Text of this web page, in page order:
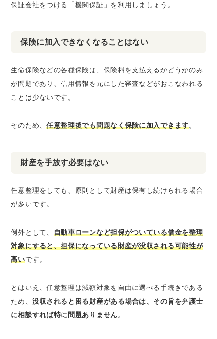
保証会社をつける「機関保証」を利用しましょう。
保険に加入できなくなることはない
生命保険などの各種保険は、保険料を支払えるかどうかのみ
が問題であり、信用情報を元にした審査などがおこなわれる
ことは少ないです。
そのため、 任意整理後でも問題なく保険に加入できます。
財産を手放す必要はない
任意整理をしても、原則として財産は保有し続けられる場合
が多いです。
例外として、 自動車ローンなど担保がついている借金を整理
対象にすると、担保になっている財産が没収される可能性が
高いです。
とはいえ、任意整理は減額対象を自由に選べる手続きである
ため、 没収されると困る財産がある場合は、その旨を弁護士
に相談すれば特に問題ありません。